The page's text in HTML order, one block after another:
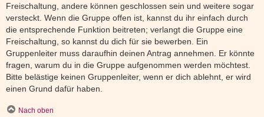
Freischaltung, andere können geschlossen sein und weitere sogar
versteckt. Wenn die Gruppe offen ist, kannst du ihr einfach durch
die entsprechende Funktion beitreten; verlangt die Gruppe eine
Freischaltung, so kannst du dich für sie bewerben. Ein
Gruppenleiter muss daraufhin deinen Antrag annehmen. Er könnte
fragen, warum du in die Gruppe aufgenommen werden möchtest.
Bitte belästige keinen Gruppenleiter, wenn er dich ablehnt, er wird
einen Grund dafür haben.
Nach oben